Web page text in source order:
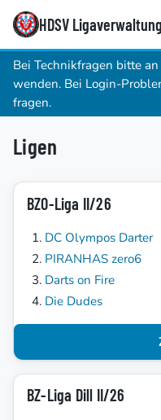
HDSV Ligaverwaltung
Bei Technikfragen bitte an
wenden. Bei Login-
fragen.
Ligen
BZO-Liga II/26
DC Olympos Darter
PIRANHAS zero6
Darts on Fire
Die Dudes
BZ-Liga Dill II/26